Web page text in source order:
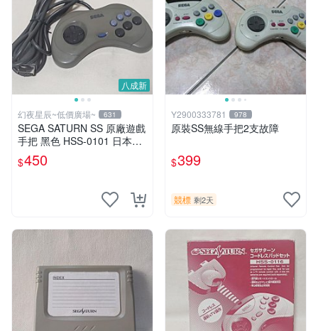
八成新
幻夜星辰~低價廣場~ 631
SEGA SATURN SS 原廠遊戲
手把 黑色 HSS-0101 日本製
BB0461
$450
Y2900333781 978
原裝SS無線手把2支故障
$399
競標 剩2天